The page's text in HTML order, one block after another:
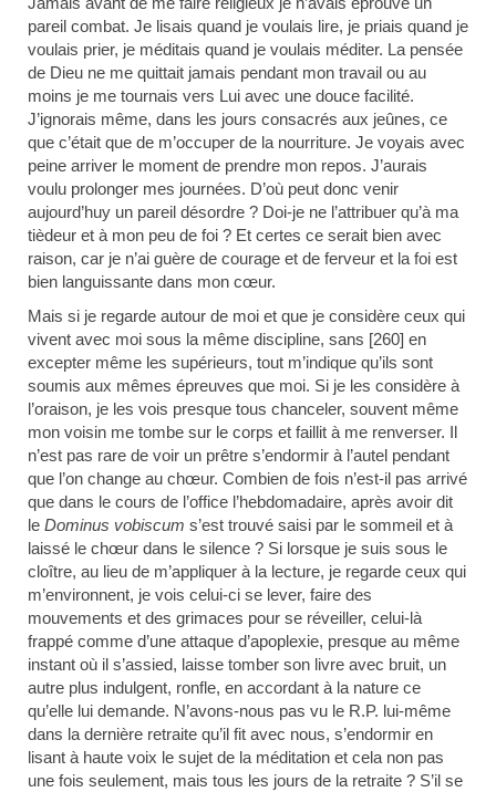
pareil combat. Je lisais quand je voulais lire, je priais quand je
voulais prier, je méditais quand je voulais méditer. La pensée
de Dieu ne me quittait jamais pendant mon travail ou au
moins je me tournais vers Lui avec une douce facilité.
J’ignorais même, dans les jours consacrés aux jeûnes, ce
que c’était que de m’occuper de la nourriture. Je voyais avec
peine arriver le moment de prendre mon repos. J’aurais
voulu prolonger mes journées. D’où peut donc venir
aujourd’huy un pareil désordre ? Doi-je ne l’attribuer qu’à ma
tièdeur et à mon peu de foi ? Et certes ce serait bien avec
raison, car je n’ai guère de courage et de ferveur et la foi est
bien languissante dans mon cœur.
Mais si je regarde autour de moi et que je considère ceux qui
vivent avec moi sous la même discipline, sans [260] en
excepter même les supérieurs, tout m’indique qu’ils sont
soumis aux mêmes épreuves que moi. Si je les considère à
l’oraison, je les vois presque tous chanceler, souvent même
mon voisin me tombe sur le corps et faillit à me renverser. Il
n’est pas rare de voir un prêtre s’endormir à l’autel pendant
que l’on change au chœur. Combien de fois n’est-il pas arrivé
que dans le cours de l’office l’hebdomadaire, après avoir dit
le Dominus vobiscum s’est trouvé saisi par le sommeil et à
laissé le chœur dans le silence ? Si lorsque je suis sous le
cloître, au lieu de m’appliquer à la lecture, je regarde ceux qui
m’environnent, je vois celui-ci se lever, faire des
mouvements et des grimaces pour se réveiller, celui-là
frappé comme d’une attaque d’apoplexie, presque au même
instant où il s’assied, laisse tomber son livre avec bruit, un
autre plus indulgent, ronfle, en accordant à la nature ce
qu’elle lui demande. N’avons-nous pas vu le R.P. lui-même
dans la dernière retraite qu’il fit avec nous, s’endormir en
lisant à haute voix le sujet de la méditation et cela non pas
une fois seulement, mais tous les jours de la retraite ? S’il se